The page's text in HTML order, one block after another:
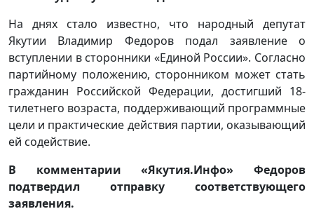
На днях стало известно, что народный депутат
Якутии Владимир Федоров подал заявление о
вступлении в сторонники «Единой России». Согласно
партийному положению, сторонником может стать
гражданин Российской Федерации, достигший 18-
тилетнего возраста, поддерживающий программные
цели и практические действия партии, оказывающий
ей содействие.
В комментарии «Якутия.Инфо» Федоров
подтвердил отправку соответствующего
заявления.